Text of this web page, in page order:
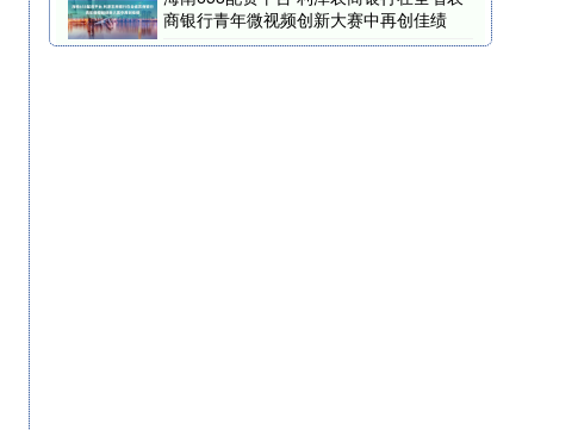
商银行青年微视频创新大赛中再创佳绩